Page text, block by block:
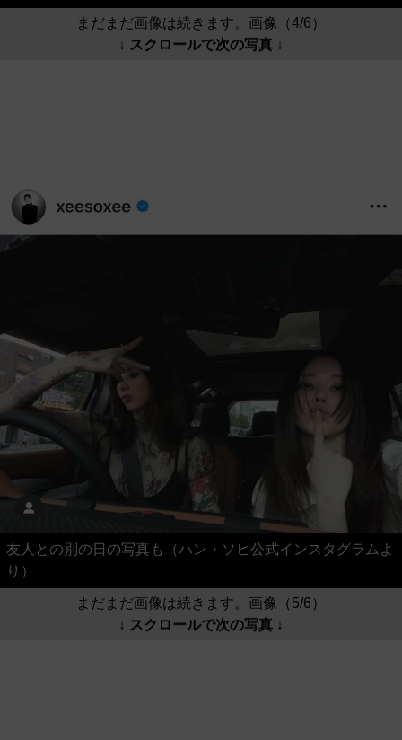
まだまだ画像は続きます。画像（4/6）
↓ スクロールで次の写真 ↓
友人との別の日の写真も（ハン・ソヒ公式インスタグラムよ
り）
まだまだ画像は続きます。画像（5/6）
↓ スクロールで次の写真 ↓